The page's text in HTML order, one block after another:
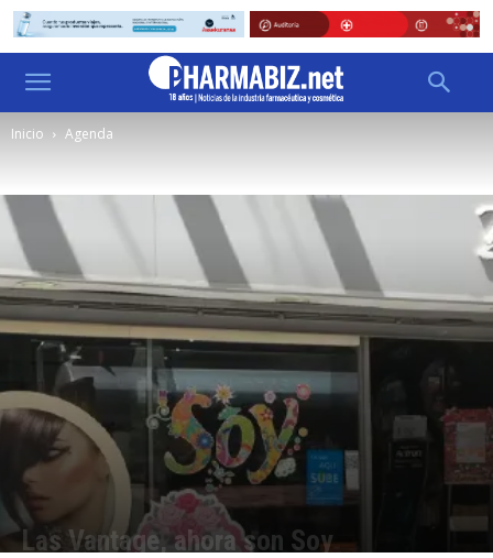
Inicio Agenda
Las Vantage, ahora son Soy